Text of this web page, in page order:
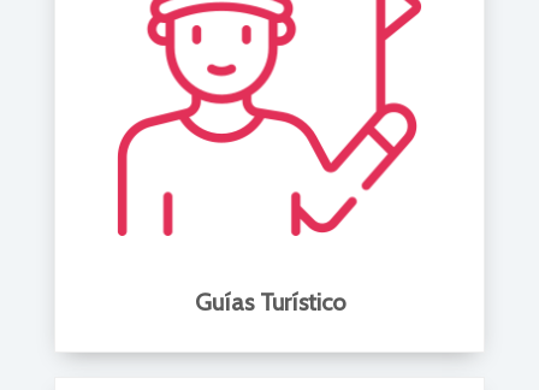
Guías Turístico